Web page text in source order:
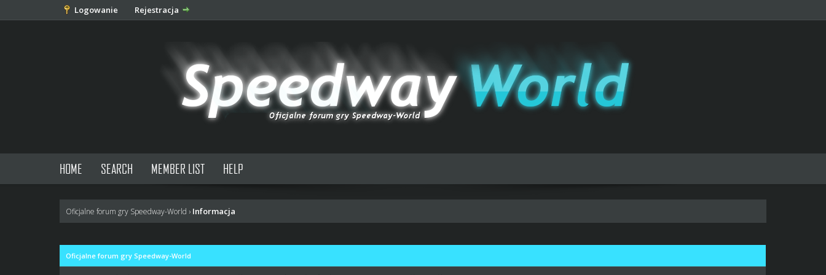
Logowanie Rejestracja
HOME SEARCH MEMBER LIST HELP
Oficjalne forum gry Speedway-World › Informacja
Oficjalne forum gry Speedway-World